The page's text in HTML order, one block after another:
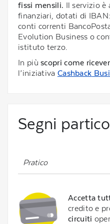
fissi mensili. Il servizio
finanziari, dotati di IBAN:
conti correnti
Evolution Business o
istituto terzo.
In piùscopri come
l’iniziativa Cashback
Segni
Accetta
credito e
circuiti